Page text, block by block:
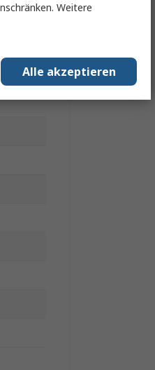
Weitere
Alle akzeptieren